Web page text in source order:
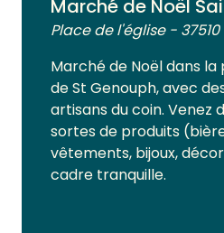
Marché de Noël
Place de l'église -
Marché de Noël dans
de St Genouph, avec
artisans du coin. Venez
sortes de produits
vêtements, bijoux,
cadre tranquille.